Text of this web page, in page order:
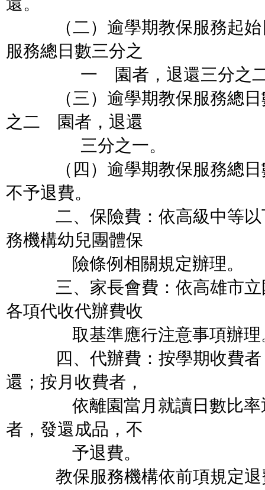
（二）逾學期教保服務起始
服務總日數三分之
一離園者，退還三分之
（三）逾學期教保服務總日
之二離園者，退還
三分之一。
（四）逾學期教保服務總日
不予退費。
二、保險費：依高級中等
務機構幼兒團體保
險條例相關規定辦理。
三、家長會費：依高雄市
各項代收代辦費收
取基準應行注意事項辦理
四、代辦費：按學期收費者
還；按月收費者，
依離園當月就讀日數比率退
者，發還成品，不
予退費。
教保服務機構依前項規定退